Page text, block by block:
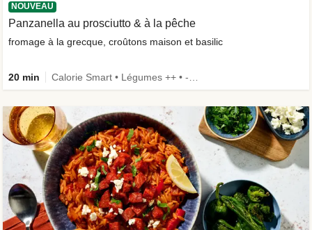
NOUVEAU
Panzanella au prosciutto & à la pêche
fromage à la grecque, croûtons maison et basilic
20 min